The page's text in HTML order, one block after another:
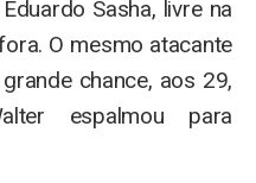
Sasha, livre na
O mesmo atacante
chance, aos 29,
espalmou para